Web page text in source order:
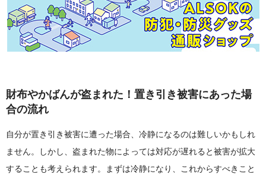
財布やかばんが盗まれた！置き引き被害にあった場
合の流れ
自分が置き引き被害に遭った場合、冷静になるのは難しいかもしれ
ません。しかし、盗まれた物によっては対応が遅れると被害が拡大
することも考えられます。まずは冷静になり、これからすべきこと